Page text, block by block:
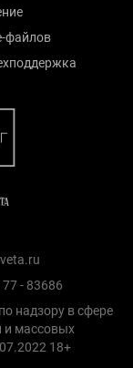
файлов
- 83686
надзору в сфере
и массовых
18+